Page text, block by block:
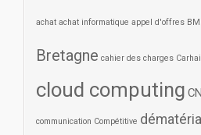
achat achat informatique appel d'offres
Bretagne cahier des charges
cloud computing
communication Compétitive